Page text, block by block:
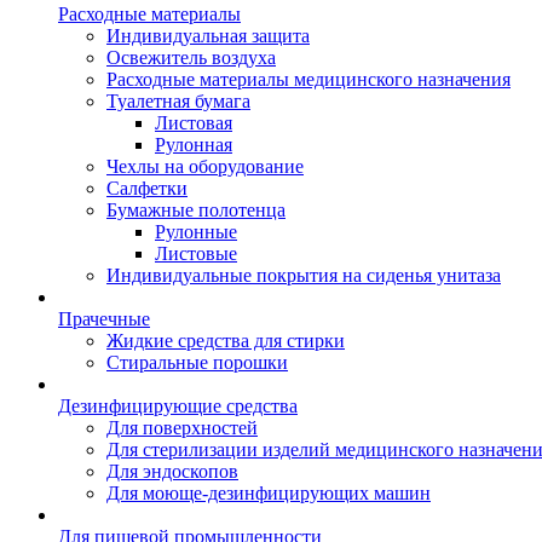
Расходные материалы
Индивидуальная защита
Освежитель воздуха
Расходные материалы медицинского назначения
Туалетная бумага
Листовая
Рулонная
Чехлы на оборудование
Салфетки
Бумажные полотенца
Рулонные
Листовые
Индивидуальные покрытия на сиденья унитаза
Прачечные
Жидкие средства для стирки
Стиральные порошки
Дезинфицирующие средства
Для поверхностей
Для стерилизации изделий медицинского
Для эндоскопов
Для моюще-дезинфицирующих машин
Для пищевой промышленности